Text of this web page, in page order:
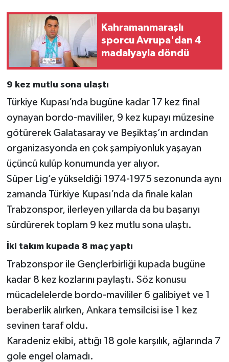
Kahramanmaraşlı
sporcu Avrupa'dan 4
madalyayla döndü
9 kez mutlu sona ulaştı
Türkiye Kupası’nda bugüne kadar 17 kez final
oynayan bordo-mavililer, 9 kez kupayı müzesine
götürerek Galatasaray ve Beşiktaş’ın ardından
organizasyonda en çok şampiyonluk yaşayan
üçüncü kulüp konumunda yer alıyor.
Süper Lig’e yükseldiği 1974-1975 sezonunda aynı
zamanda Türkiye Kupası’nda da finale kalan
Trabzonspor, ilerleyen yıllarda da bu başarıyı
sürdürerek toplam 9 kez mutlu sona ulaştı.
İki takım kupada 8 maç yaptı
Trabzonspor ile Gençlerbirliği kupada bugüne
kadar 8 kez kozlarını paylaştı. Söz konusu
mücadelelerde bordo-mavililer 6 galibiyet ve 1
beraberlik alırken, Ankara temsilcisi ise 1 kez
sevinen taraf oldu.
Karadeniz ekibi, attığı 18 gole karşılık, ağlarında 7
gole engel olamadı.